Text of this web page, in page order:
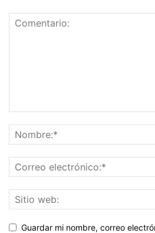
Guardar mi nombre, correo